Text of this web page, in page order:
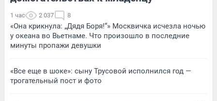
1 час 2 037 8
«Она крикнула: „Дядя Боря!“» Москвичка исчезла ночью
у океана во Вьетнаме. Что произошло в последние
минуты пропажи девушки
«Все еще в шоке»: сыну Трусовой исполнился год —
трогательный пост и фото